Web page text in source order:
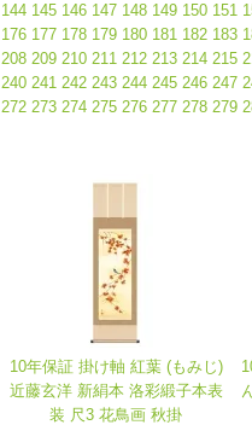
144 145 146 147 148 149 150 151
176 177 178 179 180 181 182 183
208 209 210 211 212 213 214 215
240 241 242 243 244 245 246 247
272 273 274 275 276 277 278 279
10年保証 掛け軸 紅葉 (もみじ)
近藤玄洋 新絹本 洛彩緞子本表
装 尺3 花鳥画 秋掛